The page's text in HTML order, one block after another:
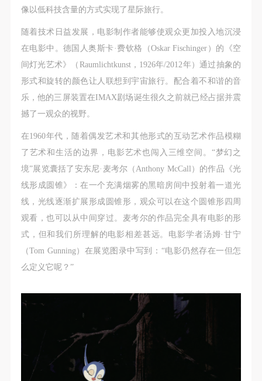
像以低科技含量的方式实现了星际旅行。
随着技术日益发展，电影制作者能够使观众更加投入地沉浸
在电影中。德国人奥斯卡·费钦格（Oskar Fischinger）的《空
间灯光艺术》（Raumlichtkunst，1926年/2012年）通过抽象的
形式和旋转的颜色让人联想到宇宙旅行。配合着不和谐的音
乐，他的三屏装置在IMAX剧场诞生很久之前就已经占据并震
撼了一观众的视野。
在1960年代，随着偶发艺术和其他形式的互动艺术作品模糊
了艺术和生活的边界，电影艺术也闯入三维空间。“梦幻之
境”展览囊括了安东尼·麦考尔（Anthony McCall）的作品《光
线形成圆锥》：在一个充满烟雾的黑暗房间中投射着一道光
线，光线逐渐扩展形成圆锥形，观众可以在这个圆锥形四周
观看，也可以从中间穿过。麦考尔的作品完全具有电影的形
式，但和我们所理解的电影相差甚远。电影学者汤姆·甘宁
（Tom Gunning）在展览图录中写到：“电影仍然存在一但怎
么定义它呢？”